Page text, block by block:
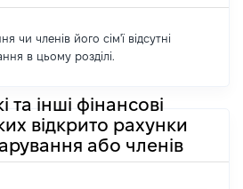
чи членів його сім'ї відсутні
в цьому розділі.
та інші фінансові
відкрито рахунки
або членів